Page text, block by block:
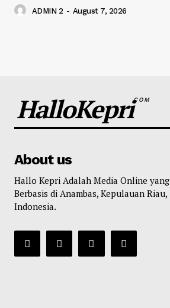
ADMIN 2 - August 7, 2026
HalloKepriCOM
About us
Hallo Kepri Adalah Media Online yang
Berbasis di Anambas, Kepulauan Riau,
Indonesia.